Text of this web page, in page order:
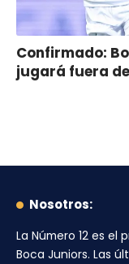
Confirmado:
jugará fuera
Nosotros:
La Número 12 es el
Boca Juniors. Las